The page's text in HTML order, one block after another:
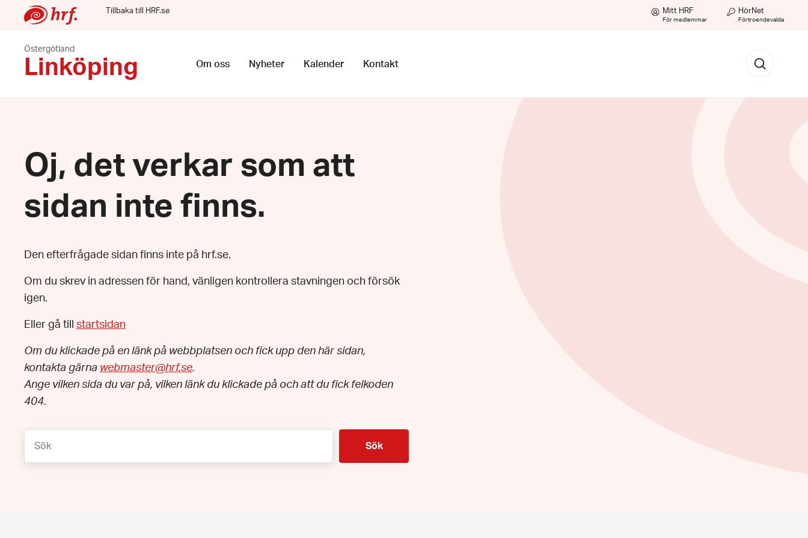
Tillbaka till HRF.se Mitt HRF
För medlemmar
HörNet
Förtroendevalda
Östergötland
Linköping Om oss Nyheter Kalender Kontakt
Sök
Oj, det verkar som att
sidan inte finns.
Den efterfrågade sidan finns inte på hrf.se.
Om du skrev in adressen för hand, vänligen kontrollera stavningen och försök
igen.
Eller gå till startsidan
Om du klickade på en länk på webbplatsen och fick upp den här sidan,
kontakta gärna webmaster@hrf.se.
Ange vilken sida du var på, vilken länk du klickade på och att du fick felkoden
404.
Sök
Sök